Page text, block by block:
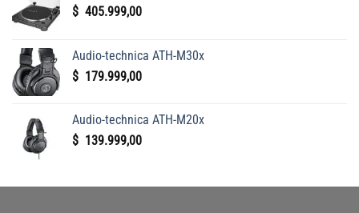
$ 405.999,00
Audio-technica ATH-M30x
$ 179.999,00
Audio-technica ATH-M20x
$ 139.999,00